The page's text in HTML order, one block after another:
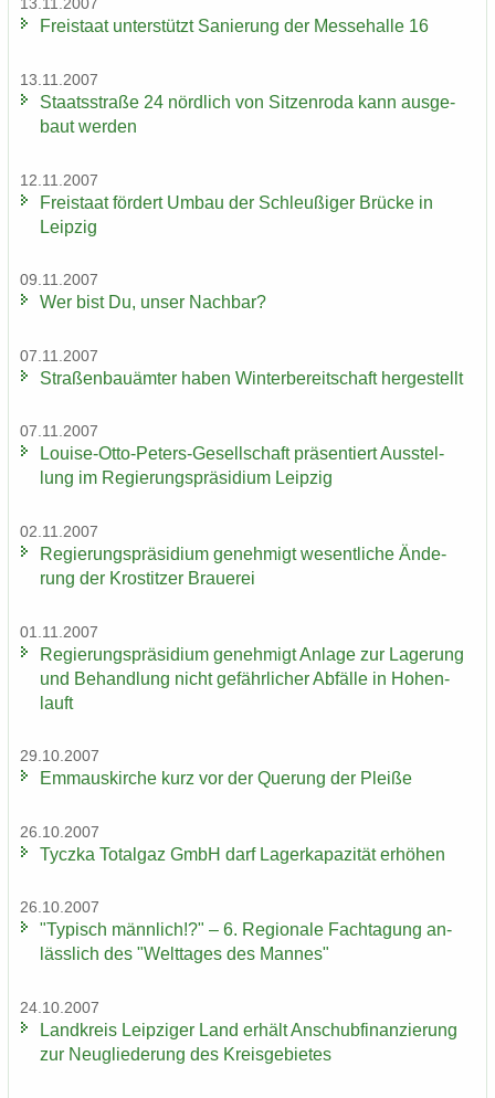
13.11.2007
Frei­staat un­ter­stützt Sa­nie­rung der Mes­se­hal­le 16
13.11.2007
Staats­stra­ße 24 nörd­lich von Sit­zen­ro­da kann aus­ge­
baut wer­den
12.11.2007
Frei­staat för­dert Umbau der Schleu­ßi­ger Brü­cke in
Leip­zig
09.11.2007
Wer bist Du, unser Nach­bar?
07.11.2007
Stra­ßen­bau­äm­ter haben Win­ter­be­reit­schaft her­ge­stellt
07.11.2007
Louise-​Otto-Peters-Gesellschaft prä­sen­tiert Aus­stel­
lung im Re­gie­rungs­prä­si­di­um Leip­zig
02.11.2007
Re­gie­rungs­prä­si­di­um ge­neh­migt we­sent­li­che Än­de­
rung der Krostit­zer Braue­rei
01.11.2007
Re­gie­rungs­prä­si­di­um ge­neh­migt An­la­ge zur La­ge­rung
und Be­hand­lung nicht ge­fähr­li­cher Ab­fäl­le in Ho­hen­
lauft
29.10.2007
Em­ma­us­kir­che kurz vor der Que­rung der Plei­ße
26.10.2007
Ty­cz­ka To­t­al­gaz GmbH darf La­ger­ka­pa­zi­tät er­hö­hen
26.10.2007
"Ty­pisch männ­lich!?" – 6. Re­gio­na­le Fach­ta­gung an­
läss­lich des "Welt­ta­ges des Man­nes"
24.10.2007
Land­kreis Leip­zi­ger Land er­hält An­schub­fi­nan­zie­rung
zur Neu­glie­de­rung des Kreis­ge­bie­tes